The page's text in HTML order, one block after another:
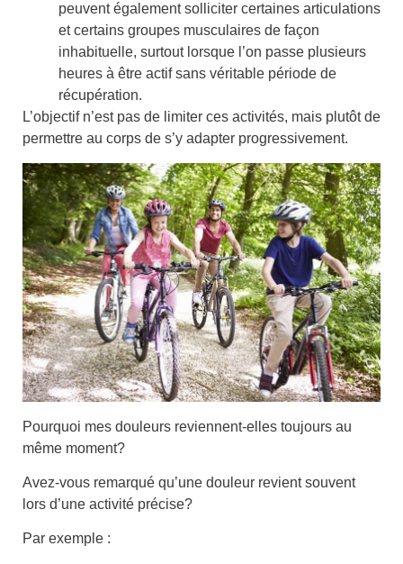
peuvent également solliciter certaines articulations
et certains groupes musculaires de façon
inhabituelle, surtout lorsque l’on passe plusieurs
heures à être actif sans véritable période de
récupération.
L’objectif n’est pas de limiter ces activités, mais plutôt de
permettre au corps de s’y adapter progressivement.
Pourquoi mes douleurs reviennent-elles toujours au
même moment?
Avez-vous remarqué qu’une douleur revient souvent
lors d’une activité précise?
Par exemple :